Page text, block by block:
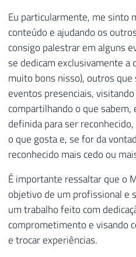
Eu particularmente, me sinto
conteúdo e ajudando os
consigo palestrar em alguns
se dedicam exclusivamente a
muito bons nisso), outros
eventos presenciais,
compartilhando o que
definida para ser
o que gosta e, se for da
reconhecido mais cedo ou
É importante ressaltar que o
objetivo de um profissional e
um trabalho feito com
comprometimento e visando
e trocar experiências.